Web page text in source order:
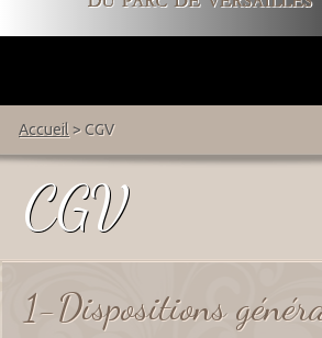
Accueil >CGV
CGV
1-Dispositions